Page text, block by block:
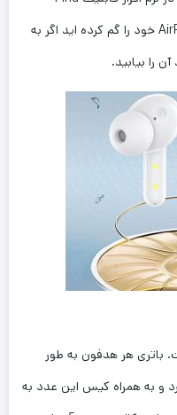
AirPods وجود دارد برای زمانی که AirPods خود را گم کرده اید اگر به
را بیابید.
آمپر است. باتری هر هدفون به طور
نگه دارد و به همراه کیس این عدد به